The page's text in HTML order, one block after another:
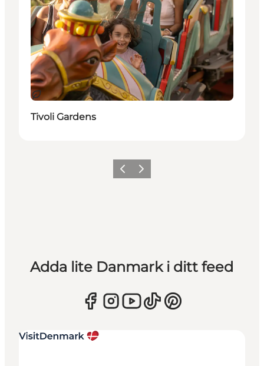
Hållbar
Tivoli Gardens
Föregående
Nästa
Adda lite Danmark i ditt feed